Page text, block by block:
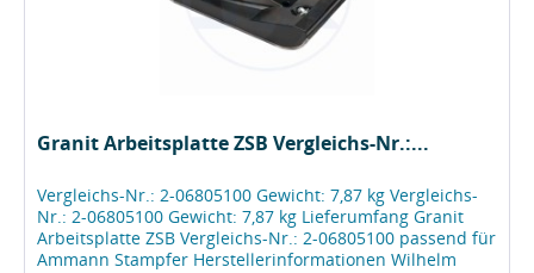
Granit Arbeitsplatte ZSB Vergleichs-Nr.:...
Vergleichs-Nr.: 2-06805100 Gewicht: 7,87 kg Vergleichs-
Nr.: 2-06805100 Gewicht: 7,87 kg Lieferumfang Granit
Arbeitsplatte ZSB Vergleichs-Nr.: 2-06805100 passend für
Ammann Stampfer Herstellerinformationen Wilhelm